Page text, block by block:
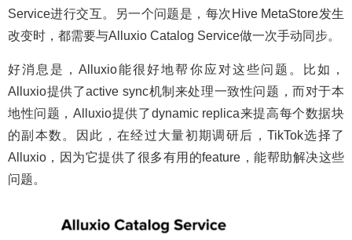
Service进行交互。另一个问题是，每次Hive MetaStore发生
改变时，都需要与Alluxio Catalog Service做一次手动同步。
好消息是，Alluxio能很好地帮你应对这些问题。比如，
Alluxio提供了active sync机制来处理一致性问题，而对于本
地性问题，Alluxio提供了dynamic replica来提高每个数据块
的副本数。因此，在经过大量初期调研后，TikTok选择了
Alluxio，因为它提供了很多有用的feature，能帮助解决这些
问题。